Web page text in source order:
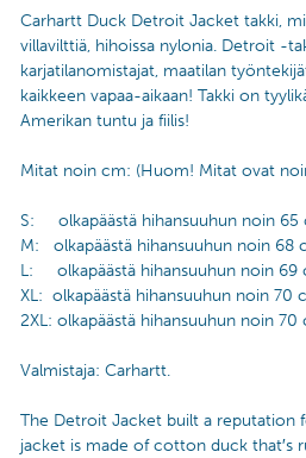
Carhartt Duck Detroit Jacket takki,
villavilttiä, hihoissa nylonia. Detroit -
karjatilanomistajat, maatilan
kaikkeen vapaa-aikaan! Takki on
Amerikan tuntu ja fiilis!
Mitat noin cm: (Huom! Mitat ovat
S: olkapäästä hihansuuhun noin 65
M: olkapäästä hihansuuhun noin 68
L: olkapäästä hihansuuhun noin 69
XL: olkapäästä hihansuuhun noin 70
2XL: olkapäästä hihansuuhun noin
Valmistaja: Carhartt.
The Detroit Jacket built a reputation
jacket is made of cotton duck that′s